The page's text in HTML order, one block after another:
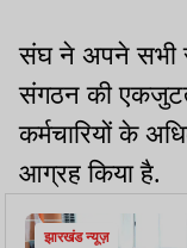
संघ ने अपने सभी
संगठन की
कर्मचारियों के
आग्रह किया है.
झारखंड न्यूज़